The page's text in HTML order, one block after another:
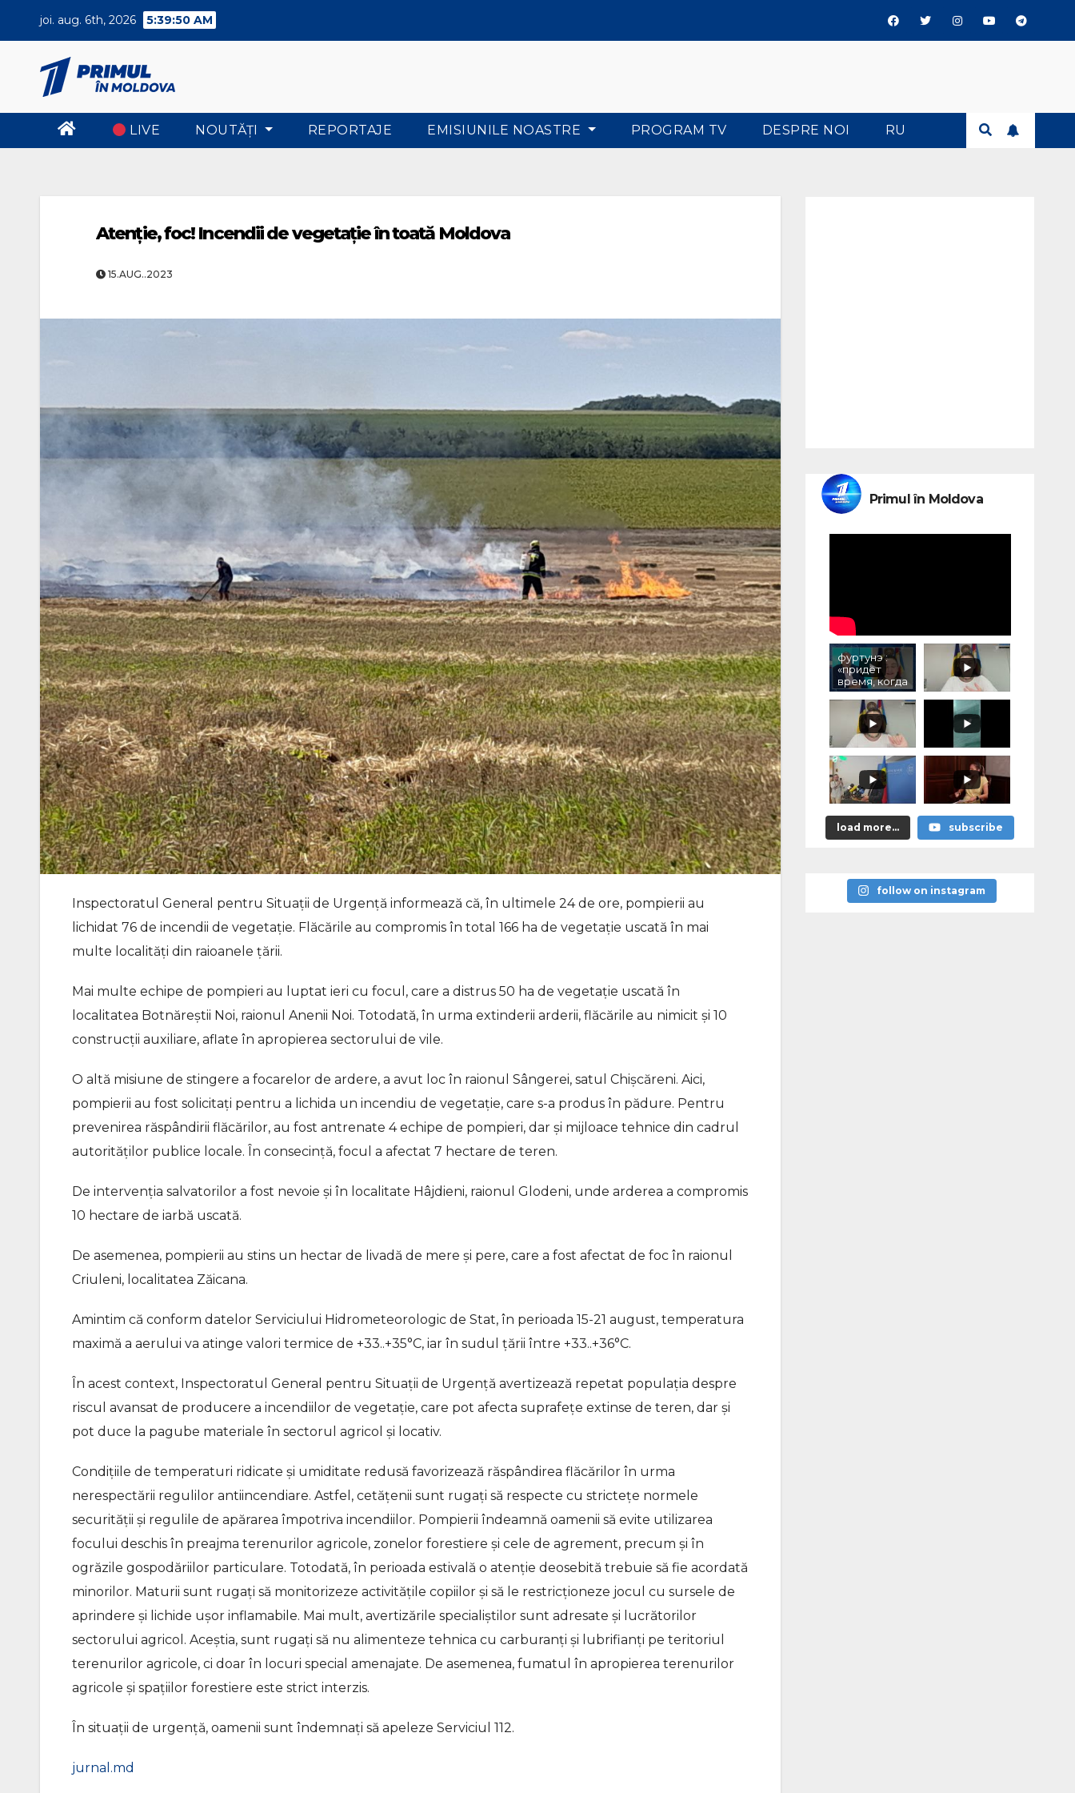
joi. aug. 6th, 2026 5:39:50 AM
LIVE NOUTĂŢI REPORTAJE EMISIUNILE NOASTRE PROGRAM TV DESPRE NOI RU
Atenţie, foc! Incendii de vegetație în toată Moldova
15.AUG..2023
Inspectoratul General pentru Situații de Urgență informează că, în ultimele 24 de ore, pompierii au
lichidat 76 de incendii de vegetație. Flăcările au compromis în total 166 ha de vegetație uscată în mai
multe localități din raioanele țării.
Mai multe echipe de pompieri au luptat ieri cu focul, care a distrus 50 ha de vegetație uscată în
localitatea Botnăreştii Noi, raionul Anenii Noi. Totodată, în urma extinderii arderii, flăcările au nimicit și 10
construcții auxiliare, aflate în apropierea sectorului de vile.
O altă misiune de stingere a focarelor de ardere, a avut loc în raionul Sângerei, satul Chișcăreni. Aici,
pompierii au fost solicitați pentru a lichida un incendiu de vegetație, care s-a produs în pădure. Pentru
prevenirea răspândirii flăcărilor, au fost antrenate 4 echipe de pompieri, dar și mijloace tehnice din cadrul
autorităților publice locale. În consecință, focul a afectat 7 hectare de teren.
De intervenția salvatorilor a fost nevoie și în localitate Hâjdieni, raionul Glodeni, unde arderea a compromis
10 hectare de iarbă uscată.
De asemenea, pompierii au stins un hectar de livadă de mere și pere, care a fost afectat de foc în raionul
Criuleni, localitatea Zăicana.
Amintim că conform datelor Serviciului Hidrometeorologic de Stat, în perioada 15-21 august, temperatura
maximă a aerului va atinge valori termice de +33..+35°C, iar în sudul țării între +33..+36°C.
În acest context, Inspectoratul General pentru Situații de Urgență avertizează repetat populația despre
riscul avansat de producere a incendiilor de vegetație, care pot afecta suprafețe extinse de teren, dar și
pot duce la pagube materiale în sectorul agricol și locativ.
Condițiile de temperaturi ridicate și umiditate redusă favorizează răspândirea flăcărilor în urma
nerespectării regulilor antiincendiare. Astfel, cetățenii sunt rugați să respecte cu strictețe normele
securității și regulile de apărarea împotriva incendiilor. Pompierii îndeamnă oamenii să evite utilizarea
focului deschis în preajma terenurilor agricole, zonelor forestiere și cele de agrement, precum și în
ogrăzile gospodăriilor particulare. Totodată, în perioada estivală o atenție deosebită trebuie să fie acordată
minorilor. Maturii sunt rugați să monitorizeze activitățile copiilor și să le restricționeze jocul cu sursele de
aprindere și lichide ușor inflamabile. Mai mult, avertizările specialiștilor sunt adresate și lucrătorilor
sectorului agricol. Aceștia, sunt rugați să nu alimenteze tehnica cu carburanți și lubrifianți pe teritoriul
terenurilor agricole, ci doar în locuri special amenajate. De asemenea, fumatul în apropierea terenurilor
agricole și spațiilor forestiere este strict interzis.
În situații de urgență, oamenii sunt îndemnați să apeleze Serviciul 112.
jurnal.md
Primul în Moldova
фуртунэ :
«придёт
время, когда
людям,
принимавши
м эти
решения,
придётся
отвечать за
них
персональн
о»
load more... subscribe
follow on instagram